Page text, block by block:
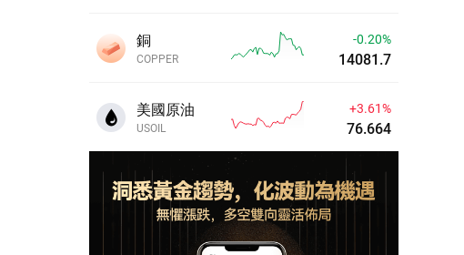
銅
COPPER
-0.20%
14081.4
美國原油
USOIL
+3.63%
76.673